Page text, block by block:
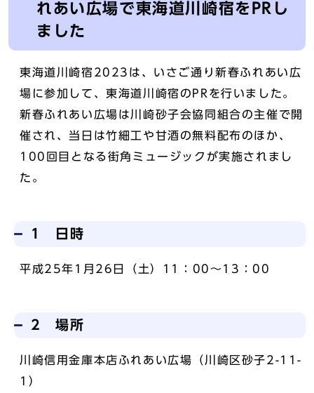
れあい広場で東海道川崎宿をPRし
ました
東海道川崎宿2023は、いさご通り新春ふれあい広
場に参加して、東海道川崎宿のPRを行いました。
新春ふれあい広場は川崎砂子会協同組合の主催で開
催され、当日は竹細工や甘酒の無料配布のほか、
100回目となる街角ミュージックが実施されまし
た。
1 日時
平成25年1月26日（土）11：00～13：00
2 場所
川崎信用金庫本店ふれあい広場（川崎区砂子2-11-
1）